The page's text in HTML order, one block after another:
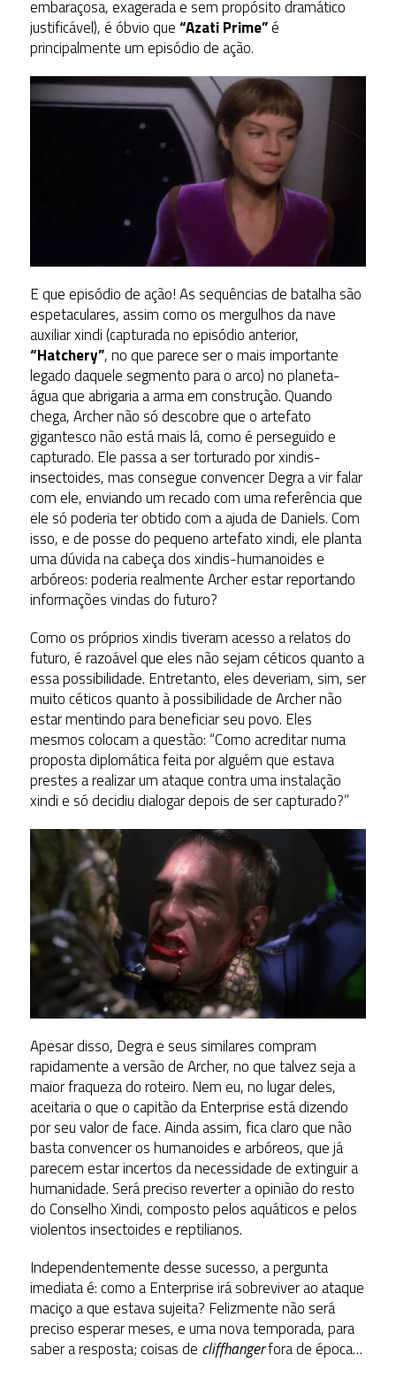
embaraçosa, exagerada e sem propósito dramático
justificável), é óbvio que“Azati Prime”é
principalmente um episódio de ação.
E que episódio de ação! As sequências de batalha são
espetaculares, assim como os mergulhos da nave
auxiliar xindi (capturada no episódio anterior,
“Hatchery”, no que parece ser o mais importante
legado daquele segmento para o arco) no planeta-
água que abrigaria a arma em construção. Quando
chega, Archer não só descobre que o artefato
gigantesco não está mais lá, como é perseguido e
capturado. Ele passa a ser torturado por xindis-
insectoides, mas consegue convencer Degra a vir falar
com ele, enviando um recado com uma referência que
ele só poderia ter obtido com a ajuda de Daniels. Com
isso, e de posse do pequeno artefato xindi, ele planta
uma dúvida na cabeça dos xindis-humanoides e
arbóreos: poderia realmente Archer estar reportando
informações vindas do futuro?
Como os próprios xindis tiveram acesso a relatos do
futuro, é razoável que eles não sejam céticos quanto a
essa possibilidade. Entretanto, eles deveriam, sim, ser
muito céticos quanto à possibilidade de Archer não
estar mentindo para beneficiar seu povo. Eles
mesmos colocam a questão: “Como acreditar numa
proposta diplomática feita por alguém que estava
prestes a realizar um ataque contra uma instalação
xindi e só decidiu dialogar depois de ser capturado?”
Apesar disso, Degra e seus similares compram
rapidamente a versão de Archer, no que talvez seja a
maior fraqueza do roteiro. Nem eu, no lugar deles,
aceitaria o que o capitão da Enterprise está dizendo
por seu valor de face. Ainda assim, fica claro que não
basta convencer os humanoides e arbóreos, que já
parecem estar incertos da necessidade de extinguir a
humanidade. Será preciso reverter a opinião do resto
do Conselho Xindi, composto pelos aquáticos e pelos
violentos insectoides e reptilianos.
Independentemente desse sucesso, a pergunta
imediata é: como a Enterprise irá sobreviver ao ataque
maciço a que estava sujeita? Felizmente não será
preciso esperar meses, e uma nova temporada, para
saber a resposta; coisas de cliffhangerfora de época…